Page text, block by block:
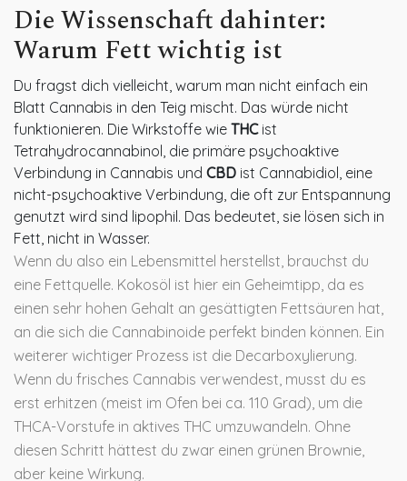
Die Wissenschaft dahinter:
Warum Fett wichtig ist
Du fragst dich vielleicht, warum man nicht einfach ein
Blatt Cannabis in den Teig mischt. Das würde nicht
funktionieren. Die Wirkstoffe wie THCist
Tetrahydrocannabinol, die primäre psychoaktive
Verbindung in Cannabis und CBD ist Cannabidiol, eine
nicht-psychoaktive Verbindung, die oft zur Entspannung
genutzt wird sind lipophil. Das bedeutet, sie lösen sich in
Fett, nicht in Wasser.
Wenn du also ein Lebensmittel herstellst, brauchst du
eine Fettquelle. Kokosöl ist hier ein Geheimtipp, da es
einen sehr hohen Gehalt an gesättigten Fettsäuren hat,
an die sich die Cannabinoide perfekt binden können. Ein
weiterer wichtiger Prozess ist die Decarboxylierung.
Wenn du frisches Cannabis verwendest, musst du es
erst erhitzen (meist im Ofen bei ca. 110 Grad), um die
THCA-Vorstufe in aktives THC umzuwandeln. Ohne
diesen Schritt hättest du zwar einen grünen Brownie,
aber keine Wirkung.